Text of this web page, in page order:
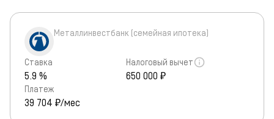
Металлинвестбанк (семейная ипотека)
Ставка
5.9 %
Налоговый вычет
650 000 ₽
Платеж
39 704 ₽/мес